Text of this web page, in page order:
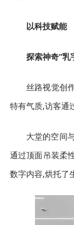
以科技赋能
探索神奇“乳
丝路视觉创
特有气质,访客通
大堂的空间
通过顶面吊装柔
数字内容,烘托了